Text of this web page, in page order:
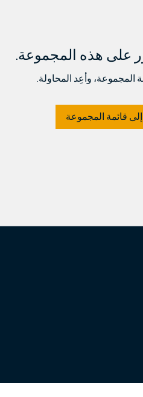
على هذه المجموعة.
المجموعة، وأعِد المحاولة.
قائمة المجموعة